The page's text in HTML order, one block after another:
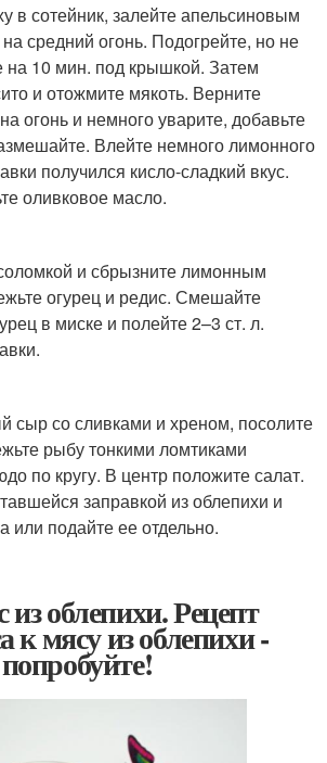
в сотейник, залейте апельсиновым
средний огонь. Подогрейте, но не
на 10 мин. под крышкой. Затем
и отожмите мякоть. Верните
огонь и немного уварите, добавьте
Влейте немного лимонного
получился кисло-сладкий вкус.
оливковое масло.
и сбрызните лимонным
огурец и редис. Смешайте
в миске и полейте 2–3 ст. л.
сыр со сливками и хреном, посолите
рыбу тонкими ломтиками
по кругу. В центр положите салат.
заправкой из облепихи и
или подайте ее отдельно.
облепихи. Рецепт
к мясу из облепихи -